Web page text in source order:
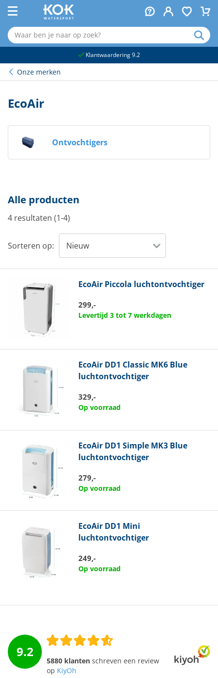
Klantwaardering 9.2
Onze merken
EcoAir
Ontvochtigers
Alle producten
4 resultaten (1-4)
Sorteren op:
EcoAir Piccola luchtontvochtiger
299,-
Levertijd 3 tot 7 werkdagen
EcoAir DD1 Classic MK6 Blue
luchtontvochtiger
329,-
Op voorraad
EcoAir DD1 Simple MK3 Blue
luchtontvochtiger
279,-
Op voorraad
EcoAir DD1 Mini
luchtontvochtiger
249,-
Op voorraad
9.2
5880 klanten schreven een review
op KiyOh